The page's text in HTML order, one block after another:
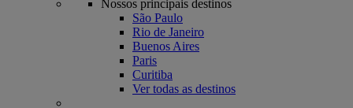
Nossos principais destinos
São Paulo
Rio de Janeiro
Buenos Aires
Paris
Curitiba
Ver todas as destinos